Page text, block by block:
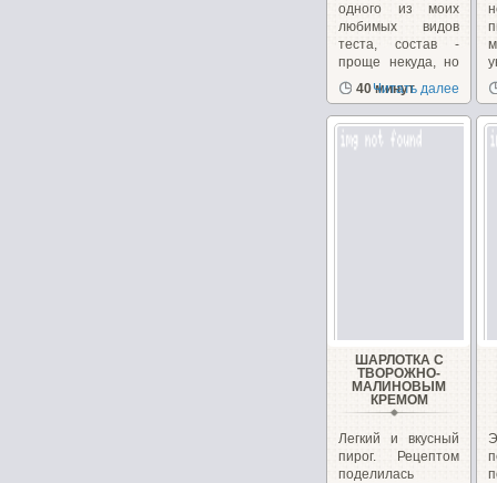
одного из моих
любимых видов
теста, состав -
проще некуда, но
неизменно...
40 минут
Читать далее
ШАРЛОТКА С
ТВОРОЖНО-
МАЛИНОВЫМ
КРЕМОМ
Легкий и вкусный
пирог. Рецептом
поделилась